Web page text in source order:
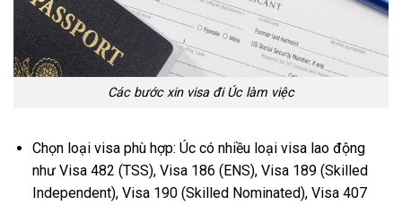
Các bước xin visa đi Úc làm việc
Chọn loại visa phù hợp: Úc có nhiều loại visa lao động
như Visa 482 (TSS), Visa 186 (ENS), Visa 189 (Skilled
Independent), Visa 190 (Skilled Nominated), Visa 407